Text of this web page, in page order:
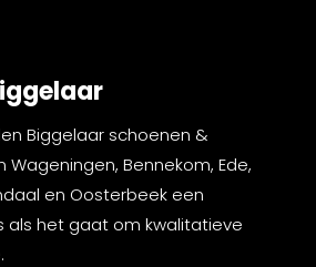
Biggelaar schoenen &
Wageningen, Bennekom, Ede,
en Oosterbeek een
als het gaat om kwalitatieve